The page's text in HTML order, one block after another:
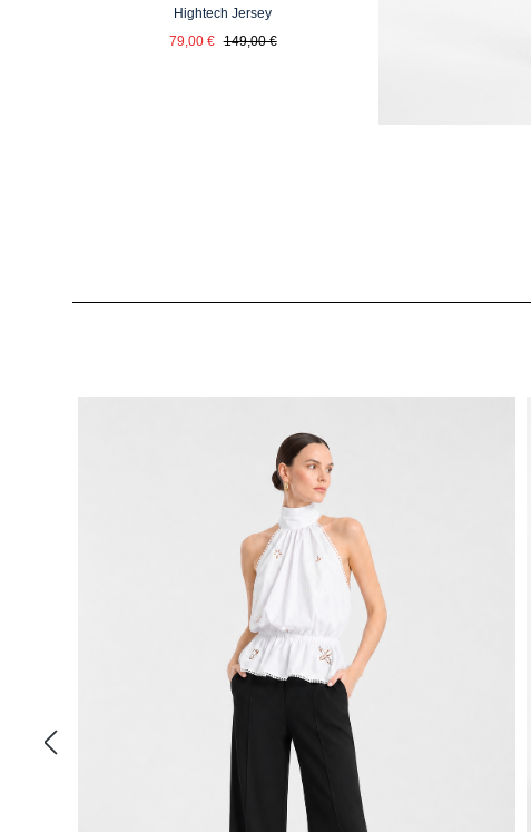
Hightech Jersey
Verkaufspreis:
79,00 € Regulärer Preis:
149,00 €